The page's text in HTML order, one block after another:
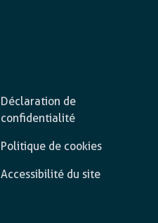
Déclaration de
confidentialité
Politique de cookies
Accessibilité du site